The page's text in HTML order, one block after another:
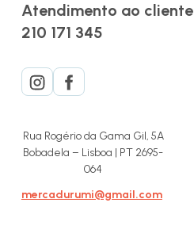
Atendimento ao cliente
210 171 345
Rua Rogério da Gama Gil, 5A
Bobadela – Lisboa | PT 2695-
064
mercadurumi@gmail.com